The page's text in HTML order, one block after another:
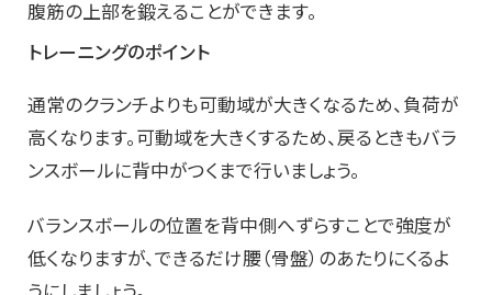
腹筋の上部を鍛えることができます。
トレーニングのポイント
通常のクランチよりも可動域が大きくなるため、負荷が
高くなります。可動域を大きくするため、戻るときもバラ
ンスボールに背中がつくまで行いましょう。
バランスボールの位置を背中側へずらすことで強度が
低くなりますが、できるだけ腰（骨盤）のあたりにくるよ